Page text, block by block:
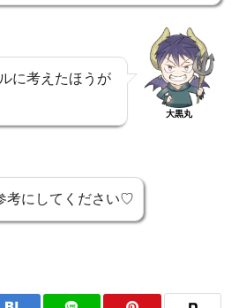
に考えたほうが
大黒丸
考にしてください♡